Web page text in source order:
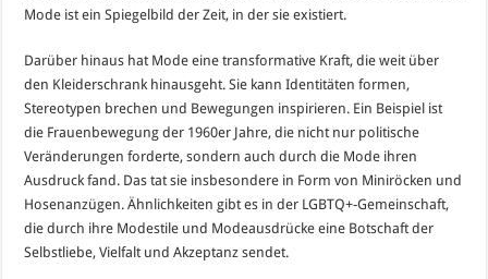
Mode ist ein Spiegelbild der Zeit, in der sie existiert.
Darüber hinaus hat Mode eine transformative Kraft, die weit über
den Kleiderschrank hinausgeht. Sie kann Identitäten formen,
Stereotypen brechen und Bewegungen inspirieren. Ein Beispiel ist
die Frauenbewegung der 1960er Jahre, die nicht nur politische
Veränderungen forderte, sondern auch durch die Mode ihren
Ausdruck fand. Das tat sie insbesondere in Form von Miniröcken und
Hosenanzügen. Ähnlichkeiten gibt es in der LGBTQ+-Gemeinschaft,
die durch ihre Modestile und Modeausdrücke eine Botschaft der
Selbstliebe, Vielfalt und Akzeptanz sendet.